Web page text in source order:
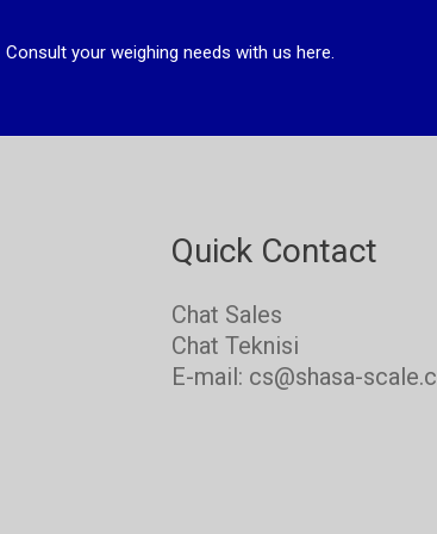
Consult your weighing needs with us here.
Quick Contact
Chat Sales
Chat Teknisi
E-mail: cs@shasa-